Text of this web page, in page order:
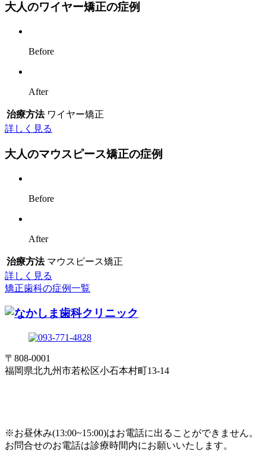
大人のワイヤー矯正の症例
Before
After
治療方法 ワイヤー矯正
詳しく見る
大人のマウスピース矯正の症例
Before
After
治療方法 マウスピース矯正
詳しく見る
矯正歯科の症例一覧
〒808-0001
福岡県北九州市若松区小石本村町13-14
※お昼休み(13:00~15:00)はお電話に出ることができません。
お問合せのお電話は診療時間内にお願いいたします。